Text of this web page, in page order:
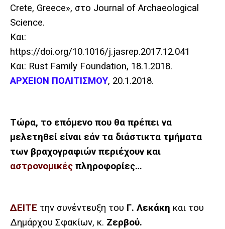
Crete, Greece», στο Journal of Archaeological
Science.
Και:
https://doi.org/10.1016/j.jasrep.2017.12.041
Και: Rust Family Foundation, 18.1.2018.
ΑΡΧΕΙΟΝ ΠΟΛΙΤΙΣΜΟΥ, 20.1.2018.
Τώρα, το επόμενο που θα πρέπει να
μελετηθεί είναι εάν τα διάστικτα τμήματα
των βραχογραφιών περιέχουν και
αστρονομικές πληροφορίες…
ΔΕΙΤΕ την συνέντευξη του Γ. Λεκάκη και του
Δημάρχου Σφακίων, κ. Ζερβού.